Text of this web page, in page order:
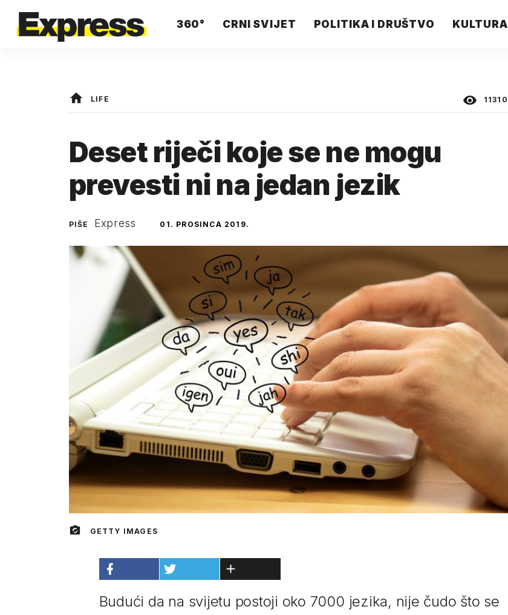
360° CRNI SVIJET POLITIKA I DRUŠTVO KULTURA
LIFE 11310
Deset riječi koje se ne mogu
prevesti ni na jedan jezik
PIŠE Express 01. PROSINCA 2019.
GETTY IMAGES
Budući da na svijetu postoji oko 7000 jezika, nije čudo što se